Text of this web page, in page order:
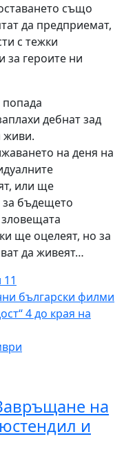
също
да предприемат,
с тежки
за героите ни
попада
дебнат зад
живи.
на деня на
или ще
за бъдещето
ще оцелеят, но за
да живеят…
11
български филми
4 до края на
на
и